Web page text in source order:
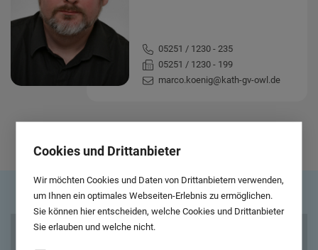
Cookies und Drittanbieter
Wir möchten Cookies und Daten von Drittanbietern verwenden,
um Ihnen ein optimales Webseiten-Erlebnis zu ermöglichen.
Sie können hier entscheiden, welche Cookies und Drittanbieter
Sie erlauben und welche nicht.
05251 / 1230 - 235
05251 / 1230 - 199
marco.koenig@kath-gv-owl.de